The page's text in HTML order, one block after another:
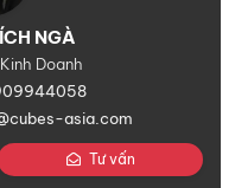
NGÀ
Doanh
asia.com
Tư vấn